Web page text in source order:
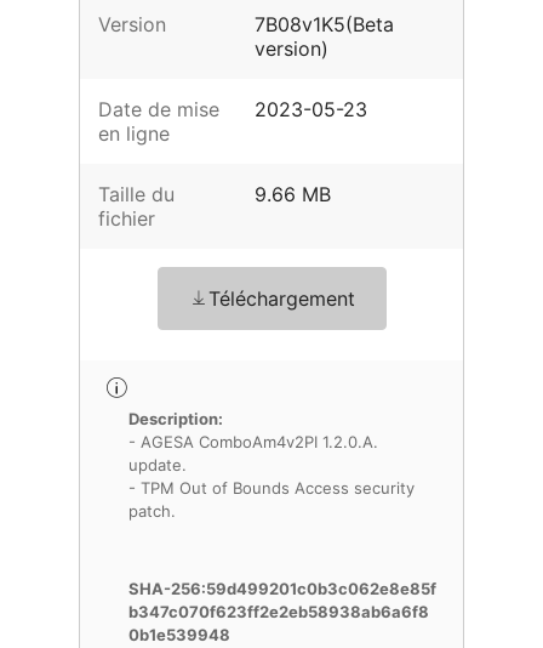
Version
7B08v1K5(Beta
version)
Date de mise
en ligne
2023-05-23
Taille du
fichier
9.66 MB
Téléchargement
Description:
- AGESA ComboAm4v2PI 1.2.0.A.
update.
- TPM Out of Bounds Access security
patch.
SHA-256:59d499201c0b3c062e8e85f
b347c070f623ff2e2eb58938ab6a6f8
0b1e539948